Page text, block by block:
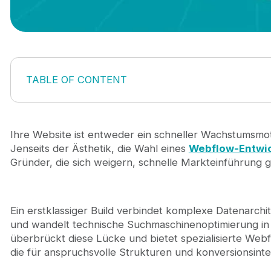
TABLE OF CONTENT
Die 12 besten Webflow-Entwicklungsagenturen
2. Flow Ninja
3. Creative Corner
4. Veza Digital
8. Finsweet
9. Refokus
10. Edgar Allan
11. Flowout
Ihre Website ist entweder ein schneller
Jenseits der Ästhetik, die Wahl eines Webflow-
Gründer, die sich weigern, schnelle Markteinführung
Ein erstklassiger Build verbindet komplexe
und wandelt technische Suchmaschinenoptimierung
überbrückt diese Lücke und bietet spezialisierte
die für anspruchsvolle Strukturen und